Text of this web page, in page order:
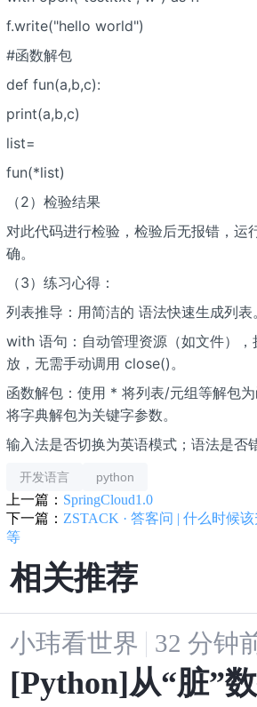
f.write("hello world")
#函数解包
def fun(a,b,c):
print(a,b,c)
list=
fun(*list)
（2）检验结果
对此代码进行检验，检验后无报错，运
确。
（3）练习心得：
列表推导：用简洁的 语法快速生成列表。
with 语句：自动管理资源（如文件），
放，无需手动调用 close()。
函数解包：使用 * 将列表/元组等解包
将字典解包为关键字参数。
输入法是否切换为英语模式；语法是否
开发语言 python
上一篇： SpringCloud1.0
下一篇： ZSTACK · 答客问 | 什么时候
等
相关推荐
小玮看世界 32 分钟
[Python]从“脏”